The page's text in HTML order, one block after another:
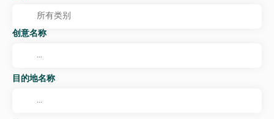
创意名称
目的地名称